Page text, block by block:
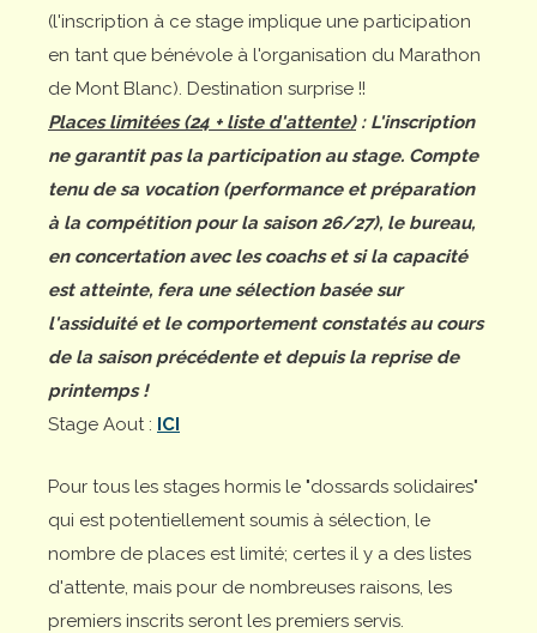
(l'inscription à ce stage implique une participation
en tant que bénévole à l'organisation du Marathon
de Mont Blanc). Destination surprise !!
Places limitées (24 + liste d'attente): L'inscription
ne garantit pas la participation au stage. Compte
tenu de sa vocation (performance et préparation
à la compétition pour la saison 26/27), le bureau,
en concertation avec les coachs et si la capacité
est atteinte, fera une sélection basée sur
l'assiduité et le comportement constatés au cours
de la saison précédente et depuis la reprise de
printemps !
Stage Aout : ICI
Pour tous les stages hormis le "dossards solidaires"
qui est potentiellement soumis à sélection, le
nombre de places est limité; certes il y a des listes
d'attente, mais pour de nombreuses raisons, les
premiers inscrits seront les premiers servis.